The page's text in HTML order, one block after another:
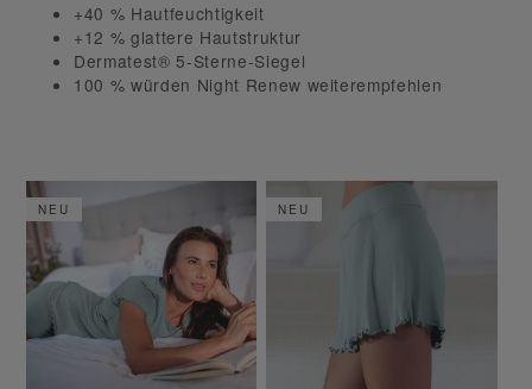
+40 % Hautfeuchtigkeit
+12 % glattere Hautstruktur
Dermatest® 5-Sterne-Siegel
100 % würden Night Renew weiterempfehlen
NEU NEU